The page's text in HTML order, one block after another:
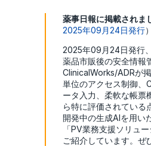
薬事日報に掲載されま
2025年09月24日発行）
2025年09月24日発行
薬品市販後の安全情報
ClinicalWorks/ADRが
単位のアクセス制御、
ータ入力、柔軟な帳票
ら特に評価されている
開発中の生成AIを用い
「PV業務支援ソリュ
ご紹介しています。ぜ